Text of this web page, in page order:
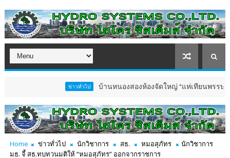
บ้านหนองสองห้องจัดใหญ่ “แห่เทียนพรรษา–ผ้าป่าซาเ
Home ข่าวทั่วไป นักวิชาการ สธ. หมอสุภัทร
นักวิชาการ
มธ. จี้ สธ.ทบทวนมติให้ “หมอสุภัทร” ออกจากราชการ